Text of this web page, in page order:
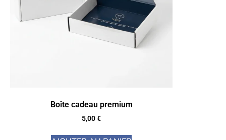
Boîte cadeau premium
5,00€